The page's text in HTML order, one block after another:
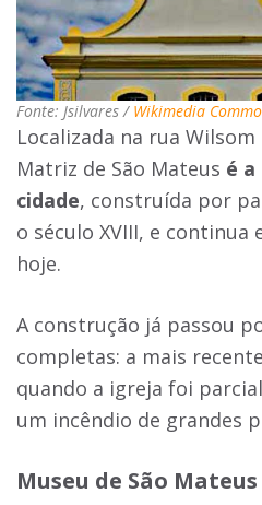
Fonte: Jsilvares / Wikimedia
Localizada na rua Wilsom
Matriz de São Mateus é
cidade, construída por
o século XVIII, e
hoje.
A construção já passou
completas: a mais
quando a igreja foi
um incêndio de grandes
Museu de São Mateus